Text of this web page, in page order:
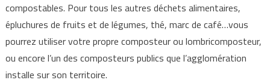
compostables. Pour tous les autres déchets alimentaires,
épluchures de fruits et de légumes, thé, marc de café…vous
pourrez utiliser votre propre composteur ou lombricomposteur,
ou encore l’un des composteurs publics que l’agglomération
installe sur son territoire.